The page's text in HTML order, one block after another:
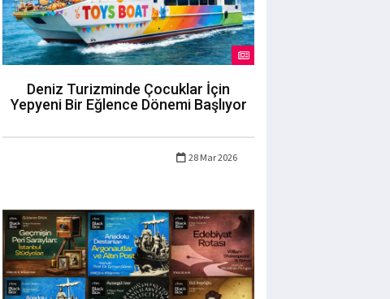
Deniz Turizminde Çocuklar İçin
Yepyeni Bir Eğlence Dönemi Başlıyor
28 Mar 2026